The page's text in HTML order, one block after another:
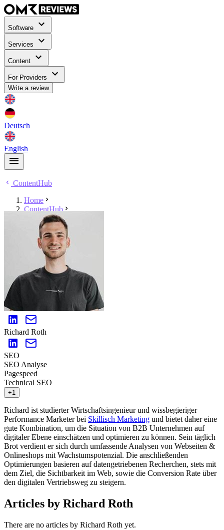
Software
Services
Content
For Providers
Write a review
Deutsch
English
ContentHub
Home
ContentHub
Richard Roth
Richard Roth
SEO
SEO Analyse
Pagespeed
Technical SEO
+1
Richard ist studierter Wirtschaftsingenieur und wissbegieriger
Performance Marketer bei Skillisch Marketing und bietet daher eine
gute Kombination, um die Situation von B2B Unternehmen auf
digitaler Ebene einschätzen und optimieren zu können. Sein täglich
Brot verdient er sich durch umfassende Analysen von Webseiten &
Onlineshops mit Wachstumspotenzial. Die anschließenden
Optimierungen basieren auf datengetriebenen Recherchen, stets mit
dem Ziel, die Sichtbarkeit im Web, sowie die Conversion Rate über
den digitalen Vertriebsweg zu steigern.
Articles by Richard Roth
There are no articles by Richard Roth yet.